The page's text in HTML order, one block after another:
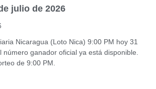
julio de 2026
Nicaragua (Loto Nica) 9:00 PM hoy 31
número ganador oficial ya está disponible.
de 9:00 PM.